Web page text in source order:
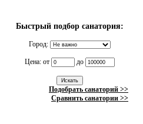
Быстрый подбор санатория:
Город:
Цена: от до
Подобрать санаторий >>
Сравнить санатории >>